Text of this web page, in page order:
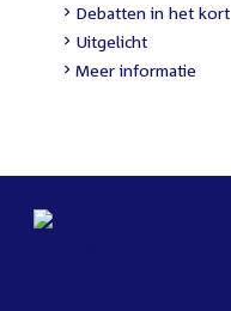
Debatten in het kort
Uitgelicht
Meer informatie